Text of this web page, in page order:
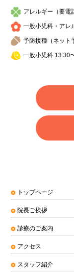
アレルギー（要電
一般小児科・アレ
予防接種（ネット
一般小児科 13:30
トップページ
院長ご挨拶
診療のご案内
アクセス
スタッフ紹介